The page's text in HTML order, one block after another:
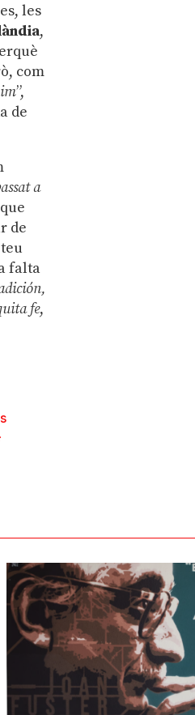
les
,
com
”,
de
a
de
falta
fe,